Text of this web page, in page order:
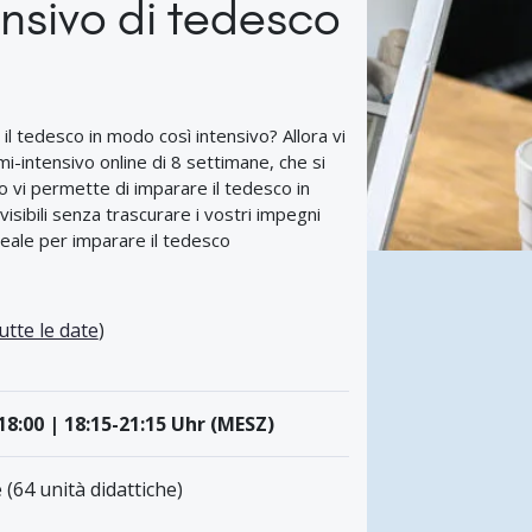
di tedesco
tedesco in modo così intensivo? Allora vi
intensivo online di 8 settimane, che si
vi permette di imparare il tedesco in
senza trascurare i vostri impegni
per imparare il tedesco
le date)
| 18:15-21:15 Uhr (MESZ)
unità didattiche)